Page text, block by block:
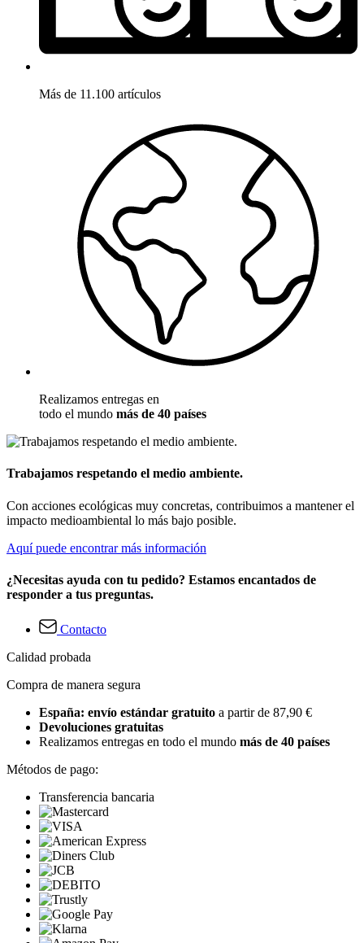
Más de 11.100 artículos
Realizamos entregas en
todo el mundo más de 40 países
Trabajamos respetando el medio ambiente.
Con acciones ecológicas muy concretas, contribuimos a mantener el
impacto medioambiental lo más bajo posible.
Aquí puede encontrar más información
¿Necesitas ayuda con tu pedido? Estamos encantados de
responder a tus preguntas.
Contacto
Calidad probada
Compra de manera segura
España: envío estándar gratuito a partir de 87,90 €
Devoluciones gratuitas
Realizamos entregas en todo el mundo más de 40 países
Métodos de pago:
Transferencia bancaria